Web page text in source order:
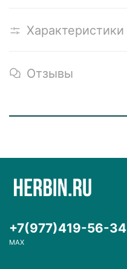
Характеристики
Отзывы
+7(977)419-56-34
MAX